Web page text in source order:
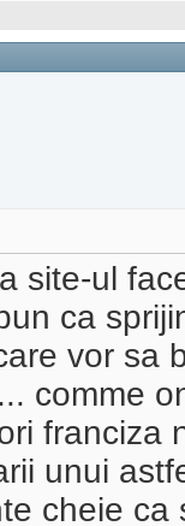
site-ul
ca
vor sa
comme
franciza
unui
cheie